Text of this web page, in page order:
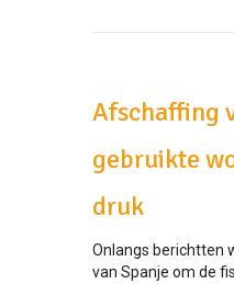
Afschaffing
gebruikte
druk
Onlangs berichtten
van Spanje om de